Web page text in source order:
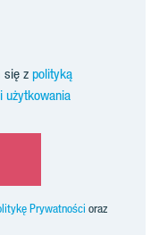
się z polityką
użytkowania
Prywatności oraz